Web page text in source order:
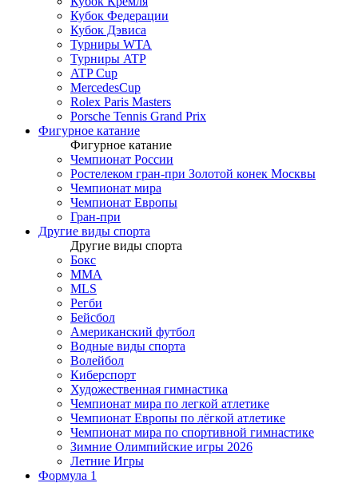
Кубок Федерации
Кубок Дэвиса
Турниры WTA
Турниры ATP
ATP Cup
MercedesCup
Rolex Paris Masters
Porsche Tennis Grand Prix
Фигурное катание
Фигурное катание
Чемпионат России
Ростелеком гран-при Золотой конек Москвы
Чемпионат мира
Чемпионат Европы
Гран-при
Другие виды спорта
Другие виды спорта
Бокс
MMA
MLS
Регби
Бейсбол
Американский футбол
Водные виды спорта
Волейбол
Киберспорт
Художественная гимнастика
Чемпионат мира по легкой атлетике
Чемпионат Европы по лёгкой атлетике
Чемпионат мира по спортивной гимнастике
Зимние Олимпийские игры 2026
Летние Игры
Формула 1